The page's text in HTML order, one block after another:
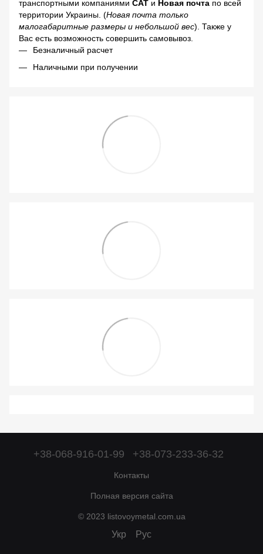
транспортными компаниями САТ и Новая почта по всей
территории Украины. (Новая почта только
малогабаритные размеры и небольшой вес). Также у
Вас есть возможность совершить самовывоз.
Безналичный расчет
Наличными при получении
+38-068-916-01-99 +38-073-233-36-32
Контакты
Полная версия сайта
© 2023 listovoymetal.com.ua
Укр Рус